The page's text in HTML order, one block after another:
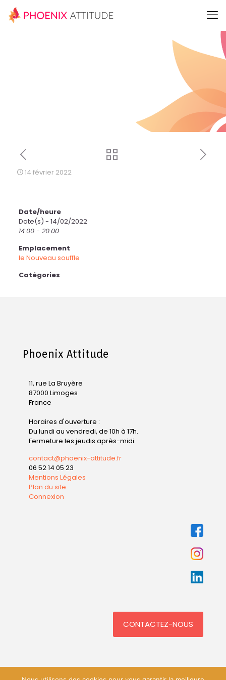
14 février 2022
Date/heure
Date(s) - 14/02/2022
14:00 - 20:00
Emplacement
le Nouveau souffle
Catégories
Phoenix Attitude
11, rue La Bruyère
87000 Limoges
France
Horaires d'ouverture :
Du lundi au vendredi, de 10h à 17h.
Fermeture les jeudis après-midi.
contact@phoenix-attitude.fr
06 52 14 05 23
Mentions Légales
Plan du site
Connexion
CONTACTEZ-NOUS